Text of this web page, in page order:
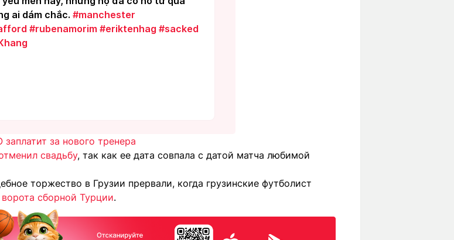
ai dám chắc. #manchester
#rubenamorim #eriktenhag #sacked
за нового тренера
свадьбу, так как ее дата совпала с датой матча любимой
торжество в Грузии прервали, когда грузинские футболист
сборной Турции.